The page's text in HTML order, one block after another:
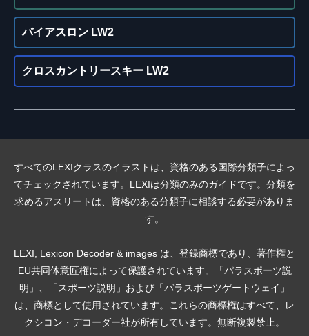
バイアスロン LW2
クロスカントリースキー LW2
すべてのLEXIクラスのイラストは、資格のある国際分類子によっ
てチェックされています。LEXIは分類のみのガイドです。分類を
求めるアスリートは、資格のある分類子に相談する必要がありま
す。
LEXI, Lexicon Decoder & images は、登録商標であり、著作権と
EU共同体意匠権によって保護されています。「パラスポーツ説
明」、「スポーツ説明」および「パラスポーツゲートウェイ」
は、商標として使用されています。これらの商標権はすべて、レ
クシコン・デコーダー社が所有しています。無断複製禁止。